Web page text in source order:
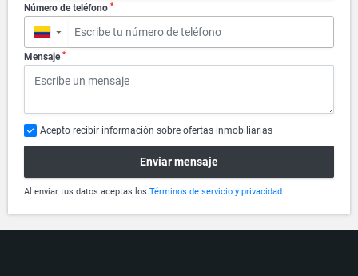
Número de teléfono *
▼
Mensaje *
Acepto recibir información sobre ofertas inmobiliarias
Enviar mensaje
Al enviar tus datos aceptas los Términos de servicio y privacidad